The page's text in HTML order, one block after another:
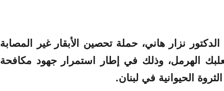
الدكتور نزار هاني، حملة تحصين الأبقار غير المصابة
الهرمل، وذلك في إطار استمرار جهود مكافحة
الحيوانية في لبنان.